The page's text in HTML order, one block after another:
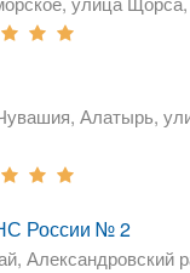
Алатырь,
России № 2
Александровский